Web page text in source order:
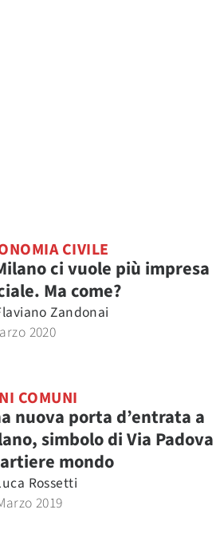
CIVILE
ci vuole più impresa
Ma come?
Zandonai
2020
COMUNI
nuova porta d’entrata a
simbolo di Via Padova
mondo
Rossetti
2019